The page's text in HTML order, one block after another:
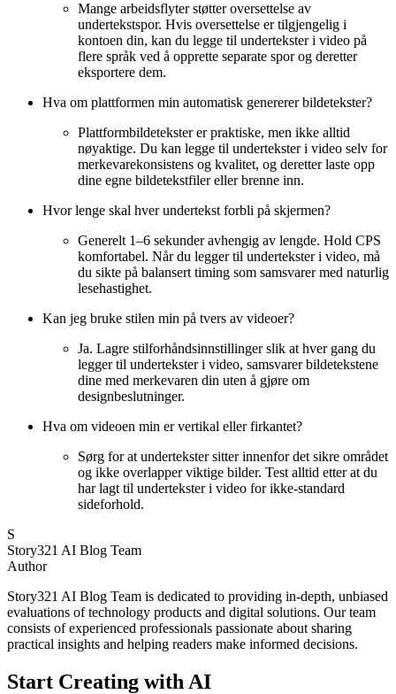
Mange arbeidsflyter støtter oversettelse av
undertekstspor. Hvis oversettelse er tilgjengelig i
kontoen din, kan du legge til undertekster i video på
flere språk ved å opprette separate spor og deretter
eksportere dem.
Hva om plattformen min automatisk genererer bildetekster?
Plattformbildetekster er praktiske, men ikke alltid
nøyaktige. Du kan legge til undertekster i video selv for
merkevarekonsistens og kvalitet, og deretter laste opp
dine egne bildetekstfiler eller brenne inn.
Hvor lenge skal hver undertekst forbli på skjermen?
Generelt 1–6 sekunder avhengig av lengde. Hold CPS
komfortabel. Når du legger til undertekster i video, må
du sikte på balansert timing som samsvarer med naturlig
lesehastighet.
Kan jeg bruke stilen min på tvers av videoer?
Ja. Lagre stilforhåndsinnstillinger slik at hver gang du
legger til undertekster i video, samsvarer bildetekstene
dine med merkevaren din uten å gjøre om
designbeslutninger.
Hva om videoen min er vertikal eller firkantet?
Sørg for at undertekster sitter innenfor det sikre området
og ikke overlapper viktige bilder. Test alltid etter at du
har lagt til undertekster i video for ikke-standard
sideforhold.
S
Story321 AI Blog Team
Author
Story321 AI Blog Team is dedicated to providing in-depth, unbiased
evaluations of technology products and digital solutions. Our team
consists of experienced professionals passionate about sharing
practical insights and helping readers make informed decisions.
Start Creating with AI